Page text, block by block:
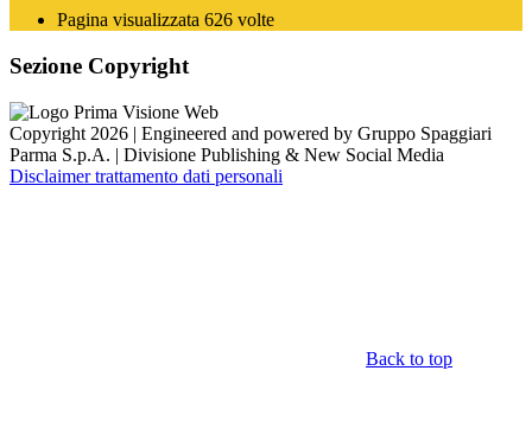
Pagina visualizzata 626 volte
Sezione Copyright
Copyright 2026 | Engineered and powered by Gruppo Spaggiari
Parma S.p.A. | Divisione Publishing & New Social Media
Disclaimer trattamento dati personali
Back to top